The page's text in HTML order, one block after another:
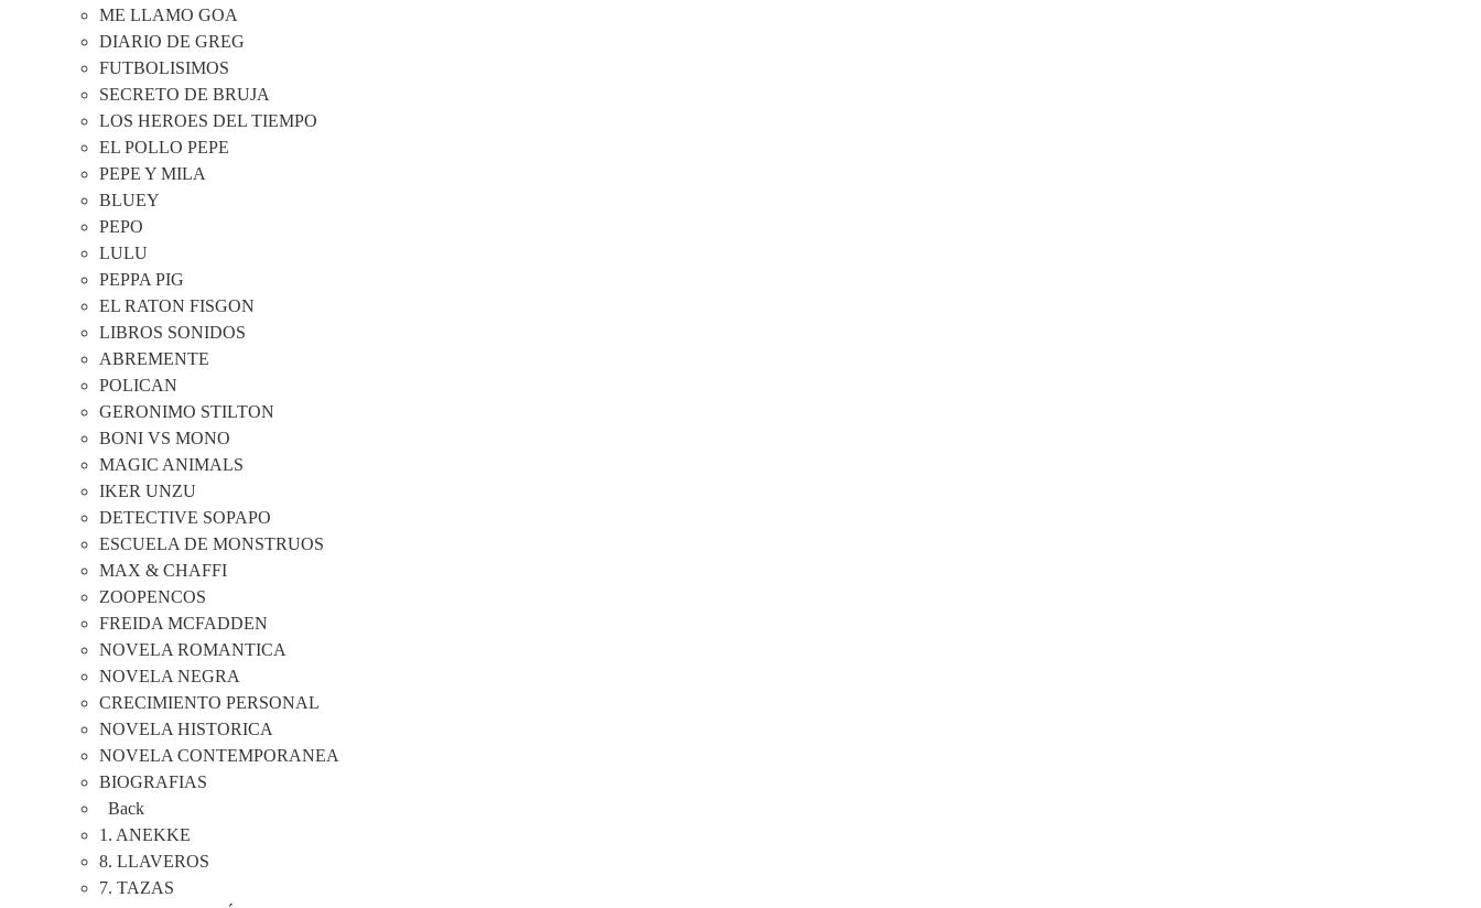
ME LLAMO GOA
DIARIO DE GREG
FUTBOLISIMOS
SECRETO DE BRUJA
LOS HEROES DEL TIEMPO
EL POLLO PEPE
PEPE Y MILA
BLUEY
PEPO
LULU
PEPPA PIG
EL RATON FISGON
LIBROS SONIDOS
ABREMENTE
POLICAN
GERONIMO STILTON
BONI VS MONO
MAGIC ANIMALS
IKER UNZU
DETECTIVE SOPAPO
ESCUELA DE MONSTRUOS
MAX & CHAFFI
ZOOPENCOS
FREIDA MCFADDEN
NOVELA ROMANTICA
NOVELA NEGRA
CRECIMIENTO PERSONAL
NOVELA HISTORICA
NOVELA CONTEMPORANEA
BIOGRAFIAS
Back
1. ANEKKE
8. LLAVEROS
7. TAZAS